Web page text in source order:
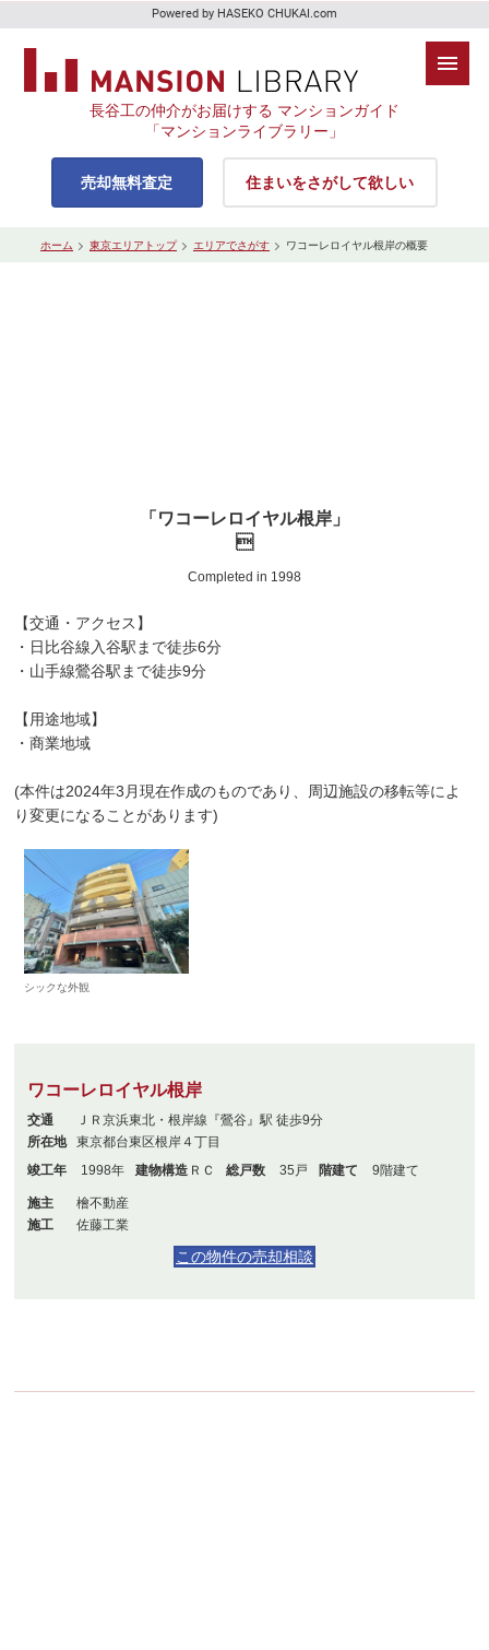
Powered by HASEKO CHUKAI.com
長谷工の仲介がお届けする マンションガイド
「マンションライブラリー」
売却無料査定 住まいをさがして欲しい
ホーム 東京エリアトップ エリアでさがす ワコーレロイヤル根岸の概要
「ワコーレロイヤル根岸」

Completed in 1998
【交通・アクセス】
・日比谷線入谷駅まで徒歩6分
・山手線鶯谷駅まで徒歩9分
【用途地域】
・商業地域
(本件は2024年3月現在作成のものであり、周辺施設の移転等によ
り変更になることがあります)
シックな外観
ワコーレロイヤル根岸
交通
ＪＲ京浜東北・根岸線『鶯谷』駅 徒歩9分
所在地
東京都台東区根岸４丁目
竣工年
1998年 建物構造 ＲＣ 総戸数 35戸 階建て 9階建て
施主
檜不動産
施工
佐藤工業
この物件の売却相談